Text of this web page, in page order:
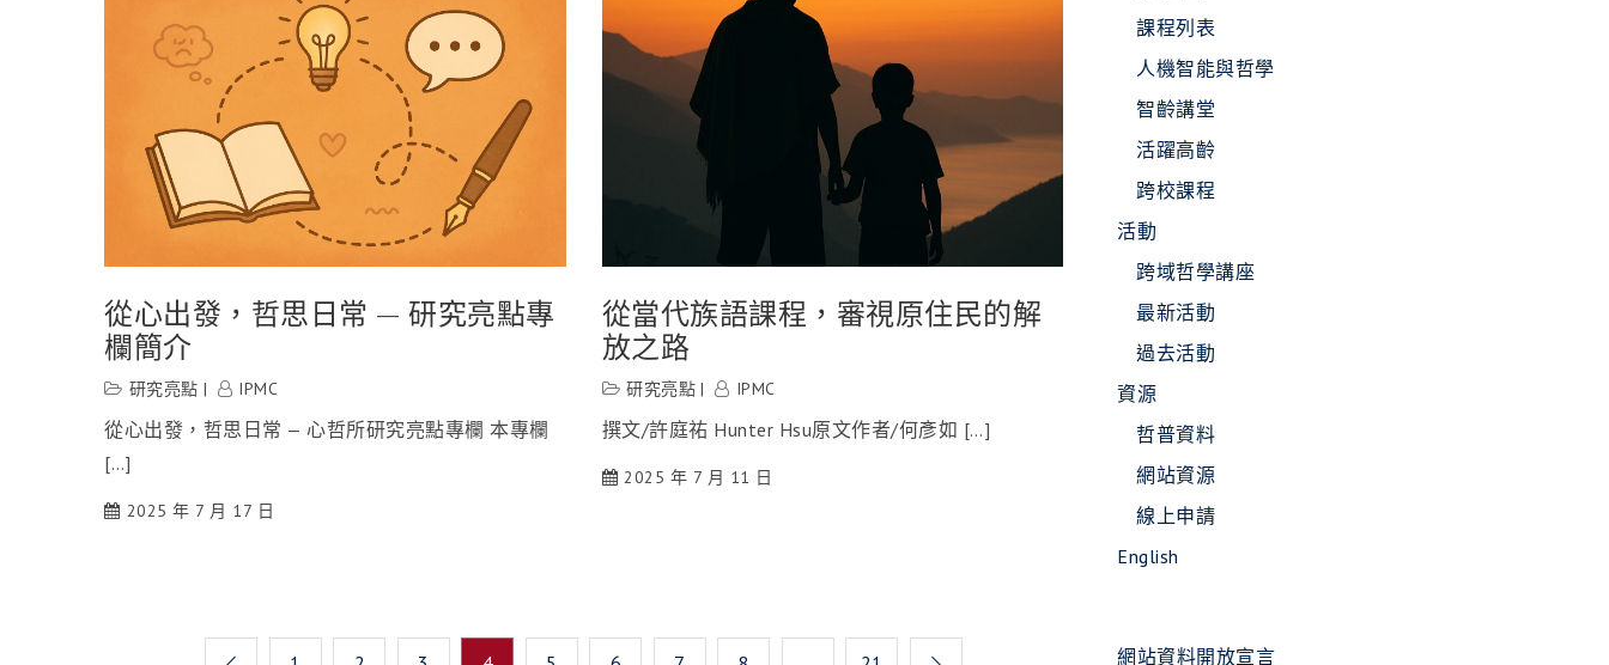
從心出發，哲思日常 — 研究亮點專
欄簡介
研究亮點 IPMC
從心出發，哲思日常 — 心哲所研究亮點專欄 本專欄
[…]
2025 年 7 月 17 日
從當代族語課程，審視原住民的解
放之路
研究亮點 IPMC
撰文/許庭祐 Hunter Hsu原文作者/何彥如 […]
2025 年 7 月 11 日
課程列表
人機智能與哲學
智齡講堂
活躍高齡
跨校課程
活動
跨域哲學講座
最新活動
過去活動
資源
哲普資料
網站資源
線上申請
English
網站資料開放宣言